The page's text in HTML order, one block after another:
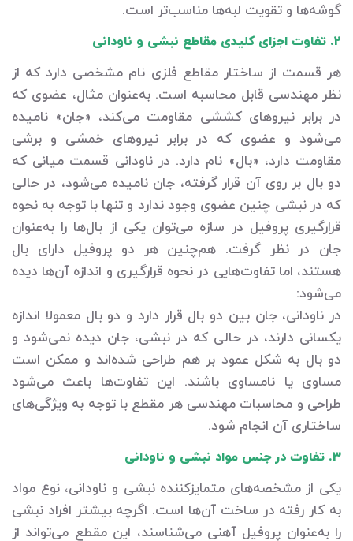
گوشه‌ها و تقویت لبه‌ها مناسب‌تر است.
2. تفاوت اجزای کلیدی مقاطع نبشی و ناودانی
هر قسمت از ساختار مقاطع فلزی نام مشخصی دارد که از
نظر مهندسی قابل محاسبه است. به‌عنوان مثال، عضوی که
در برابر نیروهای کششی مقاومت می‌کند، «جان» نامیده
می‌شود و عضوی که در برابر نیروهای خمشی و برشی
مقاومت دارد، «بال» نام دارد. در ناودانی قسمت میانی که
دو بال بر روی آن قرار گرفته، جان نامیده می‌شود، در حالی
که در نبشی چنین عضوی وجود ندارد و تنها با توجه به نحوه
قرارگیری پروفیل در سازه می‌توان یکی از بال‌ها را به‌عنوان
جان در نظر گرفت. هم‌چنین هر دو پروفیل دارای بال
هستند، اما تفاوت‌هایی در نحوه قرارگیری و اندازه آن‌ها دیده
می‌شود:
در ناودانی، جان بین دو بال قرار دارد و دو بال معمولا اندازه
یکسانی دارند، در حالی که در نبشی، جان دیده نمی‌شود و
دو بال به شکل عمود بر هم طراحی شده‌اند و ممکن است
مساوی یا نامساوی باشند. این تفاوت‌ها باعث می‌شود
طراحی و محاسبات مهندسی هر مقطع با توجه به ویژگی‌های
ساختاری آن انجام شود.
3. تفاوت در جنس مواد نبشی و ناودانی
یکی از مشخصه‌های متمایزکننده نبشی و ناودانی، نوع مواد
به کار رفته در ساخت آن‌ها است. اگرچه بیشتر افراد نبشی
را به‌عنوان پروفیل آهنی می‌شناسند، این مقطع می‌تواند از